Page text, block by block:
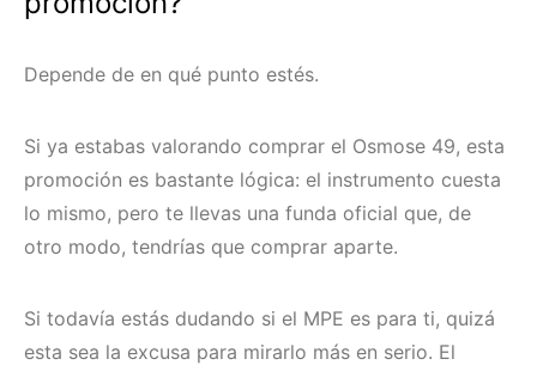
Depende de en qué punto estés.
Si ya estabas valorando comprar el Osmose 49, esta
promoción es bastante lógica: el instrumento cuesta
lo mismo, pero te llevas una funda oficial que, de
otro modo, tendrías que comprar aparte.
Si todavía estás dudando si el MPE es para ti, quizá
esta sea la excusa para mirarlo más en serio. El